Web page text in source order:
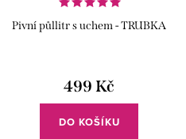
Pivní půllitr s uchem - TRUBKA
499 Kč
DO KOŠÍKU